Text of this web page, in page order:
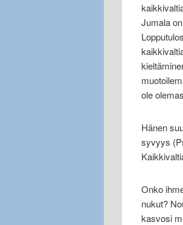
Jumala
ole
Hänen
syvyys
Onko
nukut?
kasvosi